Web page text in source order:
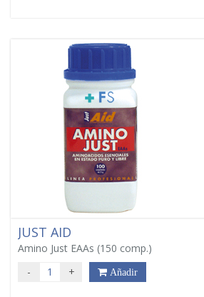
JUST AID
Amino Just EAAs (150 comp.)
- + Añadir